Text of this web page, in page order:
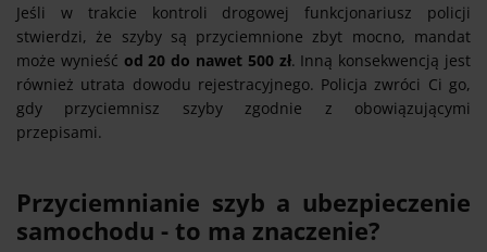
Jeśli w trakcie kontroli drogowej funkcjonariusz policji
stwierdzi, że szyby są przyciemnione zbyt mocno, mandat
może wynieść od 20 do nawet 500 zł. Inną konsekwencją jest
również utrata dowodu rejestracyjnego. Policja zwróci Ci go,
gdy przyciemnisz szyby zgodnie z obowiązującymi
przepisami.
Przyciemnianie szyb a ubezpieczenie
samochodu - to ma znaczenie?